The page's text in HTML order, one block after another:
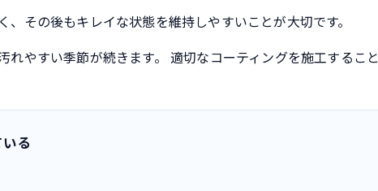
その後もキレイな状態を維持しやすいことが大切です。
やすい季節が続きます。 適切なコーティングを施工するこ
る